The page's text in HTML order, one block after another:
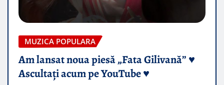
MUZICA POPULARA
Am lansat noua piesă „Fata Gilivană” ♥️
Ascultați acum pe YouTube ♥️